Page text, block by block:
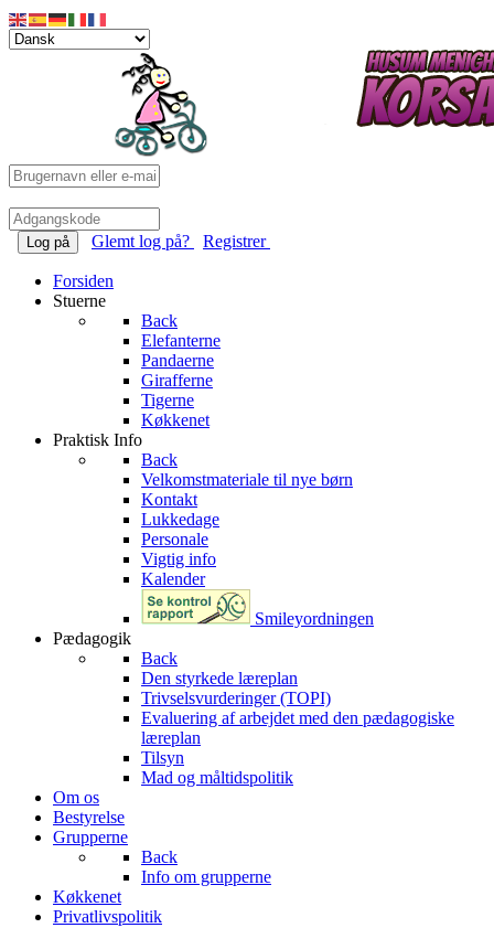
Log på Glemt log på? Registrer
Forsiden
Stuerne
Back
Elefanterne
Pandaerne
Girafferne
Tigerne
Køkkenet
Praktisk Info
Back
Velkomstmateriale til nye børn
Kontakt
Lukkedage
Personale
Vigtig info
Kalender
Smileyordningen
Pædagogik
Back
Den styrkede læreplan
Trivselsvurderinger (TOPI)
Evaluering af arbejdet med den pædagogiske
læreplan
Tilsyn
Mad og måltidspolitik
Om os
Bestyrelse
Grupperne
Back
Info om grupperne
Køkkenet
Privatlivspolitik